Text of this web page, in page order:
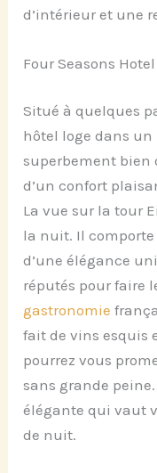
d’intérieur et une
Four Seasons Hotel
Situé à quelques
hôtel loge dans
superbement bien
d’un confort
La vue sur la tour
la nuit. Il comporte
d’une élégance
réputés pour faire
gastronomie
fait de vins esquis
pourrez vous
sans grande
élégante qui vaut
de nuit.